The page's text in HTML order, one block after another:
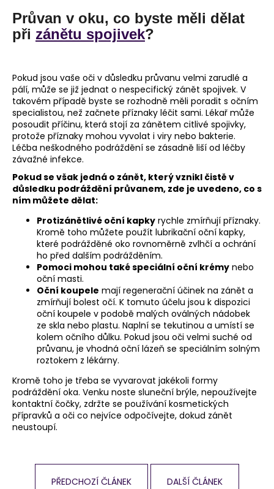
Průvan v oku, co byste měli dělat
při zánětu spojivek?
Pokud jsou vaše oči v důsledku průvanu velmi zarudlé a
pálí, může se již jednat o nespecifický zánět spojivek. V
takovém případě byste se rozhodně měli poradit s očním
specialistou, než začnete příznaky léčit sami. Lékař může
posoudit příčinu, která stojí za zánětem citlivé spojivky,
protože příznaky mohou vyvolat i viry nebo bakterie.
Léčba neškodného podráždění se zásadně liší od léčby
závažné infekce.
Pokud se však jedná o zánět, který vznikl čistě v
důsledku podráždění průvanem, zde je uvedeno, co s
ním můžete dělat:
Protizánětlivé oční kapky rychle zmírňují příznaky.
Kromě toho můžete použít lubrikační oční kapky,
které podrážděné oko rovnoměrně zvlhčí a ochrání
ho před dalším podrážděním.
Pomoci mohou také speciální oční krémy nebo
oční masti.
Oční koupele mají regenerační účinek na zánět a
zmírňují bolest očí. K tomuto účelu jsou k dispozici
oční koupele v podobě malých oválných nádobek
ze skla nebo plastu. Naplní se tekutinou a umístí se
kolem očního důlku. Pokud jsou oči velmi suché od
průvanu, je vhodná oční lázeň se speciálním solným
roztokem z lékárny.
Kromě toho je třeba se vyvarovat jakékoli formy
podráždění oka. Venku noste sluneční brýle, nepoužívejte
kontaktní čočky, zdržte se používání kosmetických
přípravků a oči co nejvíce odpočívejte, dokud zánět
neustoupí.
PŘEDCHOZÍ ČLÁNEK DALŠÍ ČLÁNEK